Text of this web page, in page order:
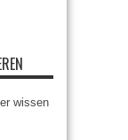
wissen